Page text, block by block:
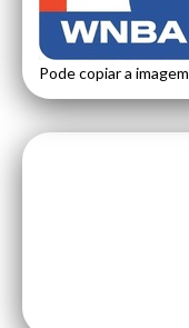
Pode copiar a imagem